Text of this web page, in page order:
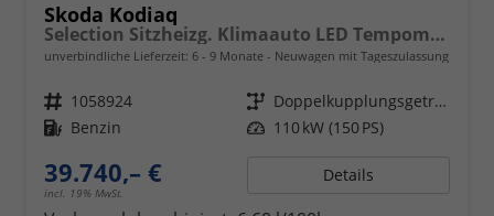
Skoda Kodiaq
Selection Sitzheizg. Klimaauto LED Tempomat 17"
unverbindliche Lieferzeit: 6 - 9 Monate Neuwagen mit Tageszulassung
Fahrzeugnr. 1058924 Getriebe
Doppelkupplungsgetriebe (DSG)
Kraftstoff Benzin Leistung 110 kW (150 PS)
39.740,– €
incl. 19% MwSt.
Details